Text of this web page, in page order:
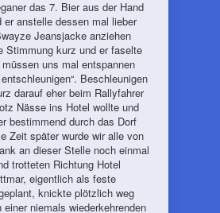
das 7. Bier aus der Hand
er anstelle dessen mal lieber
Jeansjacke anziehen
Stimmung kurz und er faselte
uns mal entspannen
Beschleunigen
darauf eher beim Rallyfahrer
Nässe ins Hotel wollte und
bestimmend durch das Dorf
Zeit später wurde wir alle von
an dieser Stelle noch einmal
trotteten Richtung Hotel
eigentlich als feste
knickte plötzlich weg
niemals wiederkehrenden